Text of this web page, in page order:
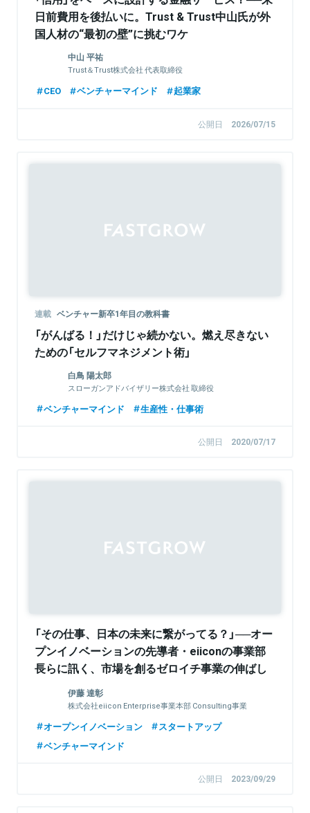
日前費用を後払いに。Trust & Trust中山氏が外
国人材の“最初の壁”に挑むワケ
中山 平祐
Trust＆Trust株式会社 代表取締役
CEO ベンチャーマインド 起業家
公開日 2026/07/15
連載 ベンチャー新卒1年目の教科書
「がんばる！」だけじゃ続かない。燃え尽きない
ための「セルフマネジメント術」
白鳥 陽太郎
スローガンアドバイザリー株式会社 取締役
ベンチャーマインド 生産性・仕事術
公開日 2020/07/17
「その仕事、日本の未来に繋がってる？」──オー
プンイノベーションの先導者・eiiconの事業部
長らに訊く、市場を創るゼロイチ事業の伸ばし
伊藤 達彰
株式会社eiicon Enterprise事業本部 Consulting事業
オープンイノベーション
スタートアップ
ベンチャーマインド
公開日 2023/09/29